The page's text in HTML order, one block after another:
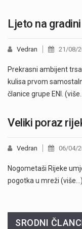
Ljeto na gradini
Vedran 21/08/
Prekrasni ambijent
kulisa prvom
članice grupe ENI.
Veliki poraz
Vedran 06/04/
Nogometaši Rijeke
pogotka u mreži (više…)
SRODNI